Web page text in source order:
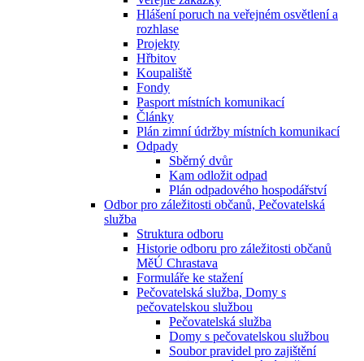
Hlášení poruch na veřejném osvětlení a
rozhlase
Projekty
Hřbitov
Koupaliště
Fondy
Pasport místních komunikací
Články
Plán zimní údržby místních komunikací
Odpady
Sběrný dvůr
Kam odložit odpad
Plán odpadového hospodářství
Odbor pro záležitosti občanů, Pečovatelská
služba
Struktura odboru
Historie odboru pro záležitosti občanů
MěÚ Chrastava
Formuláře ke stažení
Pečovatelská služba, Domy s
pečovatelskou službou
Pečovatelská služba
Domy s pečovatelskou službou
Soubor pravidel pro zajištění